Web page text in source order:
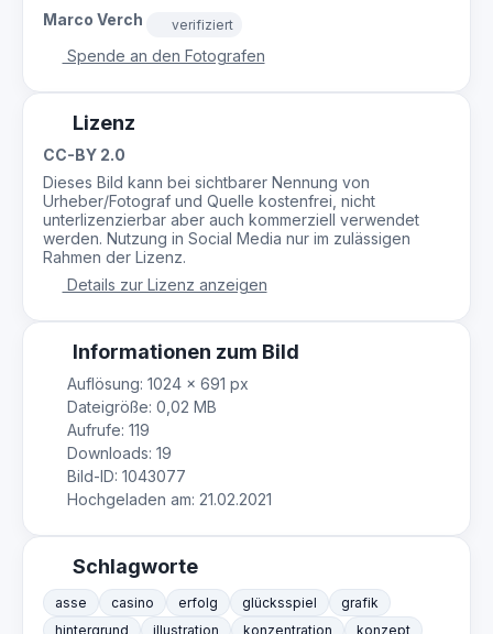
Marco Verch verifiziert
Spende an den Fotografen
Lizenz
CC-BY 2.0
Dieses Bild kann bei sichtbarer Nennung von
Urheber/Fotograf und Quelle kostenfrei, nicht
unterlizenzierbar aber auch kommerziell verwendet
werden. Nutzung in Social Media nur im zulässigen
Rahmen der Lizenz.
Details zur Lizenz anzeigen
Informationen zum Bild
Auflösung: 1024 × 691 px
Dateigröße: 0,02 MB
Aufrufe: 119
Downloads: 19
Bild-ID: 1043077
Hochgeladen am: 21.02.2021
Schlagworte
asse casino erfolg glücksspiel
grafik
hintergrund
illustration konzentration konzept